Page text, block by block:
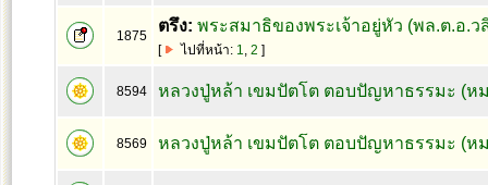
1875
ตรึง: พระสมาธิของพระเจ้าอยู่หัว (พล.ต.อ.
[ ไปที่หน้า: 1, 2 ]
8594 หลวงปู่หล้า เขมปัตโต ตอบปัญหาธรรมะ (ห
8569 หลวงปู่หล้า เขมปัตโต ตอบปัญหาธรรมะ (ห